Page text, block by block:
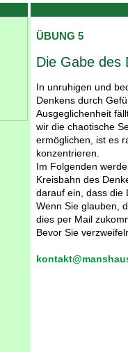
ÜBUNG 5
Die Gabe des
In unruhigen und
Denkens durch
Ausgeglichenheit
wir die chaotische
ermöglichen, ist es
konzentrieren.
Im Folgenden
Kreisbahn des
darauf ein, dass die
Wenn Sie glauben,
dies per Mail
Bevor Sie